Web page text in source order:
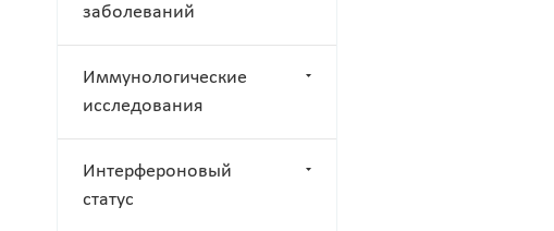
заболеваний
Иммунологические
исследования
Интерфероновый
статус